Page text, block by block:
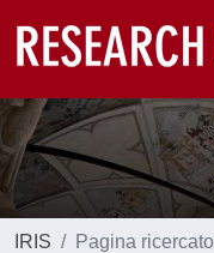
IRIS Pagina